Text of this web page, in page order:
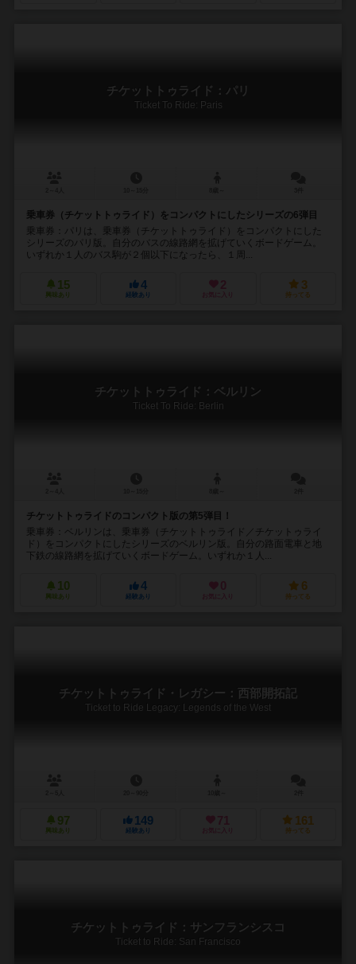
チケットトゥライド：パリ
Ticket To Ride: Paris
乗車券（チケットトゥライド）をコンパクトにしたシリーズの6弾目
乗車券：パリは、乗車券（チケットトゥライド）をコンパクトにした
シリーズのパリ版。自分のバスの線路網を拡げていくボードゲーム。
いずれか１人のバス駒が２個以下になったら、１周...
15
興味あり
4
経験あり
2
お気に入り
3
持ってる
チケットトゥライド：ベルリン
Ticket To Ride: Berlin
チケットトゥライドのコンパクト版の第5弾目！
乗車券：ベルリンは、乗車券（チケットトゥライド／チケットゥライ
ド）をコンパクトにしたシリーズのベルリン版。自分の路面電車と地
下鉄の線路網を拡げていくボードゲーム。いずれか１人...
10
興味あり
4
経験あり
0
お気に入り
6
持ってる
チケットトゥライド・レガシー：西部開拓記
Ticket to Ride Legacy: Legends of the West
97
興味あり
149
経験あり
71
お気に入り
161
持ってる
チケットトゥライド：サンフランシスコ
Ticket to Ride: San Francisco